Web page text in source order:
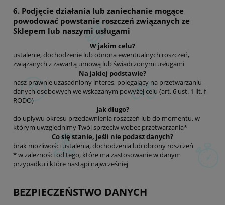
6. Podjęcie działania lub zaniechanie mogące
powodować powstanie roszczeń związanych ze
Sklepem lub naszymi usługami
W jakim celu?
ustalenie, dochodzenie lub obrona ewentualnych roszczeń,
związanych z zawartą umową lub świadczonymi usługami
Na jakiej podstawie?
nasz prawnie uzasadniony interes, polegający na przetwarzaniu
danych osobowych we wskazanym powyżej celu (art. 6 ust. 1 lit. f
RODO)
Jak długo?
do upływu okresu przedawnienia roszczeń lub do momentu, w
którym uwzględnimy Twój sprzeciw wobec przetwarzania*
Co się stanie, jeśli nie podasz danych?
brak możliwości ustalenia, dochodzenia lub obrony roszczeń
* w zależności od tego, które ma zastosowanie w danym
przypadku i które nastąpi najwcześniej
BEZPIECZEŃSTWO DANYCH